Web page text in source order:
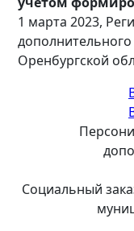
1 марта 2023,
Оренбургской
Социальный